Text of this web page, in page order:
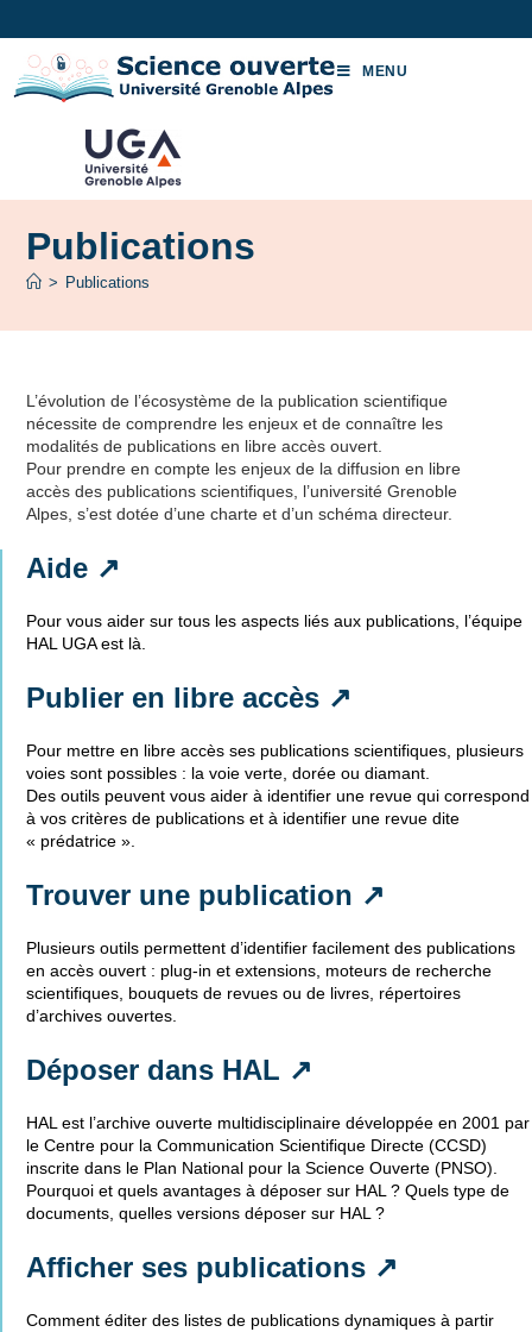
MENU
Publications
> Publications
L’évolution de l’écosystème de la publication scientifique
nécessite de comprendre les enjeux et de connaître les
modalités de publications en libre accès ouvert.
Pour prendre en compte les enjeux de la diffusion en libre
accès des publications scientifiques, l’université Grenoble
Alpes, s’est dotée d’une charte et d’un schéma directeur.
Aide ↗
Pour vous aider sur tous les aspects liés aux publications, l’équipe
HAL UGA est là.
Publier en libre accès ↗
Pour mettre en libre accès ses publications scientifiques, plusieurs
voies sont possibles : la voie verte, dorée ou diamant.
Des outils peuvent vous aider à identifier une revue qui correspond
à vos critères de publications et à identifier une revue dite
« prédatrice ».
Trouver une publication ↗
Plusieurs outils permettent d’identifier facilement des publications
en accès ouvert : plug-in et extensions, moteurs de recherche
scientifiques, bouquets de revues ou de livres, répertoires
d’archives ouvertes.
Déposer dans HAL ↗
HAL est l’archive ouverte multidisciplinaire développée en 2001 par
le Centre pour la Communication Scientifique Directe (CCSD)
inscrite dans le Plan National pour la Science Ouverte (PNSO).
Pourquoi et quels avantages à déposer sur HAL ? Quels type de
documents, quelles versions déposer sur HAL ?
Afficher ses publications ↗
Comment éditer des listes de publications dynamiques à partir